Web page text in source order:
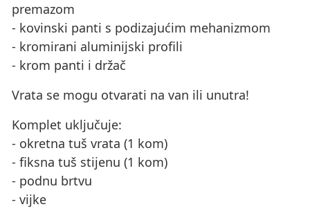
premazom
- kovinski panti s podizajućim mehanizmom
- kromirani aluminijski profili
- krom panti i držač
Vrata se mogu otvarati na van ili unutra!
Komplet uključuje:
- okretna tuš vrata (1 kom)
- fiksna tuš stijenu (1 kom)
- podnu brtvu
- vijke